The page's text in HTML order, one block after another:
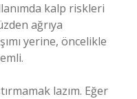
kalp riskleri
ağrıya
yerine, öncelikle
lazım. Eğer